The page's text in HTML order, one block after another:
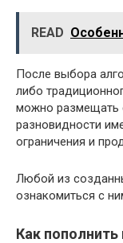
READ
После выбора
либо
можно размещать
разновидности
ограничения и
Любой из
ознакомиться с
Как